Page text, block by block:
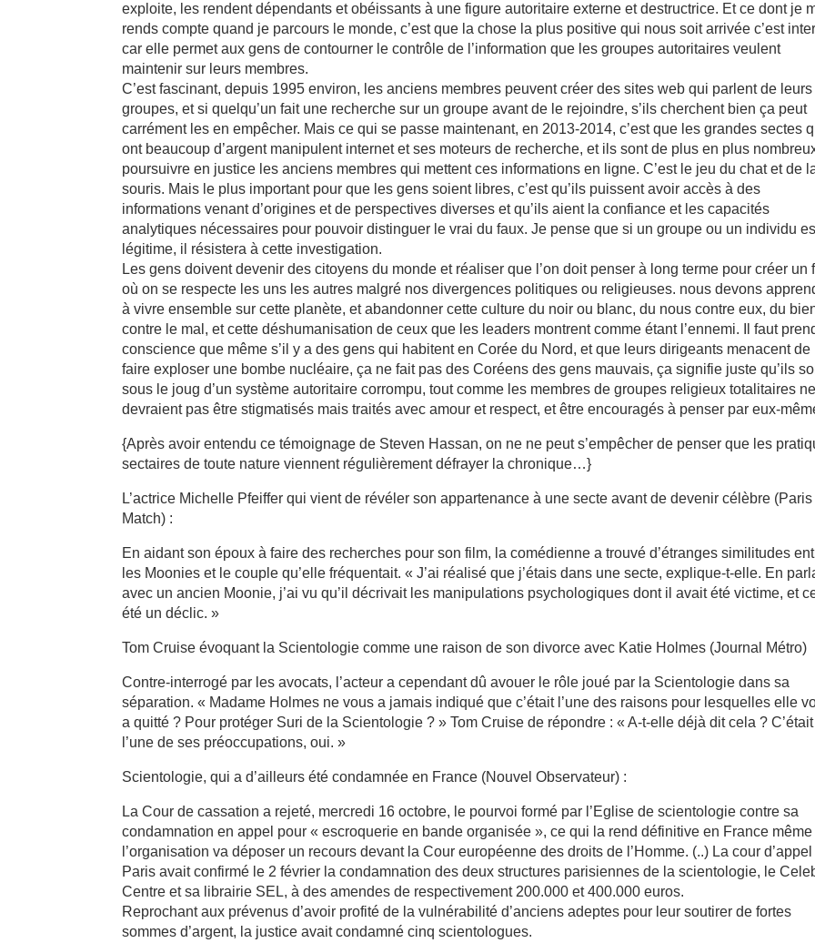
exploite, les rendent dépendants et obéissants à une figure autoritaire externe et destructrice. Et ce dont je
rends compte quand je parcours le monde, c’est que la chose la plus positive qui nous soit arrivée c’est
car elle permet aux gens de contourner le contrôle de l’information que les groupes autoritaires veulent
maintenir sur leurs membres.
C’est fascinant, depuis 1995 environ, les anciens membres peuvent créer des sites web qui parlent de leurs
groupes, et si quelqu’un fait une recherche sur un groupe avant de le rejoindre, s’ils cherchent bien ça peut
carrément les en empêcher. Mais ce qui se passe maintenant, en 2013-2014, c’est que les grandes sectes
ont beaucoup d’argent manipulent internet et ses moteurs de recherche, et ils sont de plus en plus
poursuivre en justice les anciens membres qui mettent ces informations en ligne. C’est le jeu du chat et de
souris. Mais le plus important pour que les gens soient libres, c’est qu’ils puissent avoir accès à des
informations venant d’origines et de perspectives diverses et qu’ils aient la confiance et les capacités
analytiques nécessaires pour pouvoir distinguer le vrai du faux. Je pense que si un groupe ou un individu
légitime, il résistera à cette investigation.
Les gens doivent devenir des citoyens du monde et réaliser que l’on doit penser à long terme pour créer un
où on se respecte les uns les autres malgré nos divergences politiques ou religieuses. nous devons
à vivre ensemble sur cette planète, et abandonner cette culture du noir ou blanc, du nous contre eux, du
contre le mal, et cette déshumanisation de ceux que les leaders montrent comme étant l’ennemi. Il faut
conscience que même s’il y a des gens qui habitent en Corée du Nord, et que leurs dirigeants menacent de
faire exploser une bombe nucléaire, ça ne fait pas des Coréens des gens mauvais, ça signifie juste qu’ils
sous le joug d’un système autoritaire corrompu, tout comme les membres de groupes religieux totalitaires ne
devraient pas être stigmatisés mais traités avec amour et respect, et être encouragés à penser par eux-
{Après avoir entendu ce témoignage de Steven Hassan, on ne ne peut s’empêcher de penser que les
sectaires de toute nature viennent régulièrement défrayer la chronique…}
L’actrice Michelle Pfeiffer qui vient de révéler son appartenance à une secte avant de devenir célèbre (Paris
Match) :
En aidant son époux à faire des recherches pour son film, la comédienne a trouvé d’étranges similitudes
les Moonies et le couple qu’elle fréquentait. « J’ai réalisé que j’étais dans une secte, explique-t-elle. En
avec un ancien Moonie, j’ai vu qu’il décrivait les manipulations psychologiques dont il avait été victime, et
été un déclic. »
Tom Cruise évoquant la Scientologie comme une raison de son divorce avec Katie Holmes (Journal Métro)
Contre-interrogé par les avocats, l’acteur a cependant dû avouer le rôle joué par la Scientologie dans sa
séparation. « Madame Holmes ne vous a jamais indiqué que c’était l’une des raisons pour lesquelles elle
a quitté ? Pour protéger Suri de la Scientologie ? » Tom Cruise de répondre : « A-t-elle déjà dit cela ? C’était
l’une de ses préoccupations, oui. »
Scientologie, qui a d’ailleurs été condamnée en France (Nouvel Observateur) :
La Cour de cassation a rejeté, mercredi 16 octobre, le pourvoi formé par l’Eglise de scientologie contre sa
condamnation en appel pour « escroquerie en bande organisée », ce qui la rend définitive en France même
l’organisation va déposer un recours devant la Cour européenne des droits de l’Homme. (..) La cour
Paris avait confirmé le 2 février la condamnation des deux structures parisiennes de la scientologie, le
Centre et sa librairie SEL, à des amendes de respectivement 200.000 et 400.000 euros.
Reprochant aux prévenus d’avoir profité de la vulnérabilité d’anciens adeptes pour leur soutirer de fortes
sommes d’argent, la justice avait condamné cinq scientologues.